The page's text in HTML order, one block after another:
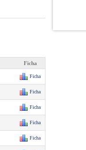
Ficha
Ficha
Ficha
Ficha
Ficha
Ficha